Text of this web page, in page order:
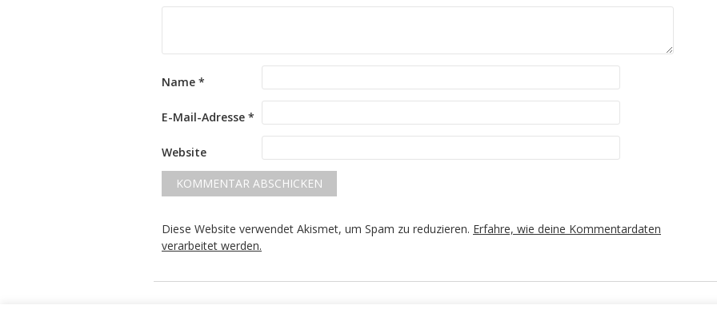
Name *
E-Mail-Adresse *
Website
Diese Website verwendet Akismet, um Spam zu reduzieren. Erfahre, wie deine Kommentardaten
verarbeitet werden.